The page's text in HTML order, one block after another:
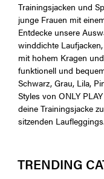
Trainingsjacken und
junge Frauen mit
Entdecke unsere
winddichte
mit hohem Kragen
funktionell und
Schwarz, Grau, Lila,
Styles von ONLY
deine Trainingsjacke zu
sitzenden Laufleggings.
TRENDING